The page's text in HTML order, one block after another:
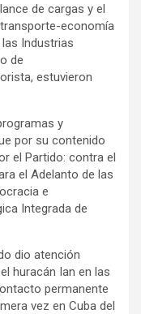
de cargas y el
economía
Industrias
de
estuvieron
y
por su contenido
el Partido: contra el
el Adelanto de las
e
Integrada de
dio atención
huracán Ian en las
permanente
vez en Cuba del